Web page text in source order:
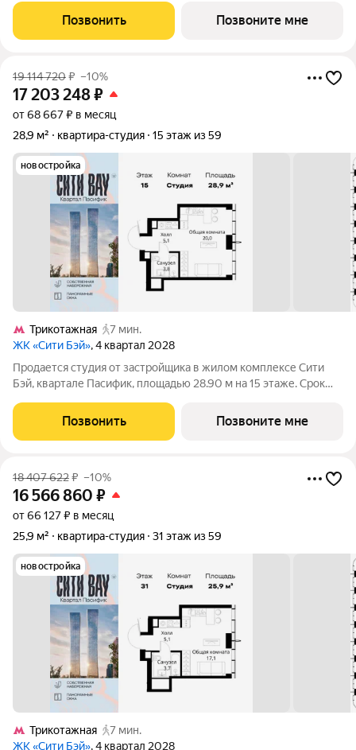
настоящий город в городе с отлично развитой
инфраструктурой и собственной
Позвонить Позвоните мне
19 114 720₽ –10%
17 203 248₽
от 68 667 ₽ в месяц
28,9 м²
квартира-студия 15 этаж из 59
новостройка
Трикотажная
7 мин.
ЖК «Сити Бэй», 4 квартал 2028
Продается студия от застройщика в жилом комплексе Сити
Бэй, квартале Пасифик, площадью 28.90 м на 15 этаже. Срок
Бэй - настоящий город в городе с отлично развитой
инфраструктурой и
Позвонить Позвоните мне
18 407 622₽ –10%
16 566 860 ₽
от 66 127 ₽ в месяц
25,9 м²
квартира-студия 31 этаж из 59
новостройка
Трикотажная
7 мин.
ЖК «Сити Бэй», 4 квартал 2028